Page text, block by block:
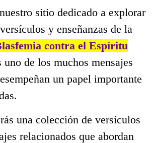
sitio dedicado a explorar
y enseñanzas de la
contra el Espíritu
uno de los muchos mensajes
un papel importante
una colección de versículos
relacionados que abordan